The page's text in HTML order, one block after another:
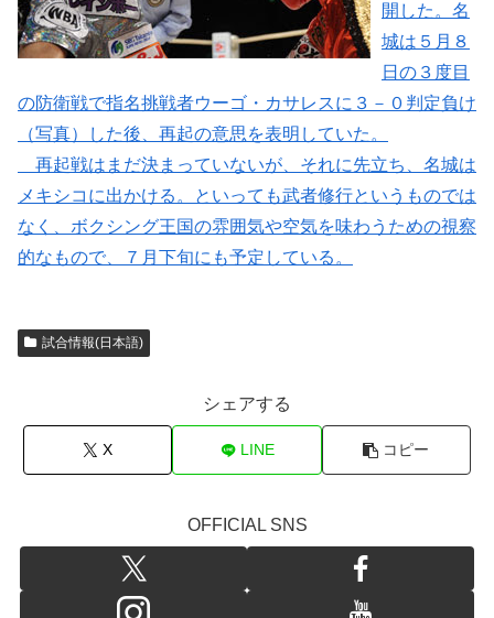
開した。名
城は５月８
日の３度目
の防衛戦で指名挑戦者ウーゴ・カサレスに３－０判定負け
（写真）した後、再起の意思を表明していた。
再起戦はまだ決まっていないが、それに先立ち、名城は
メキシコに出かける。といっても武者修行というものでは
なく、ボクシング王国の雰囲気や空気を味わうための視察
的なもので、７月下旬にも予定している。
試合情報(日本語)
シェアする
X LINE コピー
OFFICIAL SNS